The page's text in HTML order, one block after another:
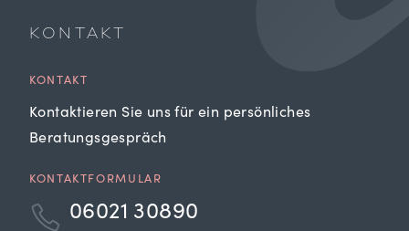
KONTAKT
KONTAKT
Kontaktieren Sie uns für ein persönliches
Beratungsgespräch
KONTAKTFORMULAR
06021 30890